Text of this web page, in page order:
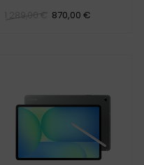
1 289,00 € 870,00 €